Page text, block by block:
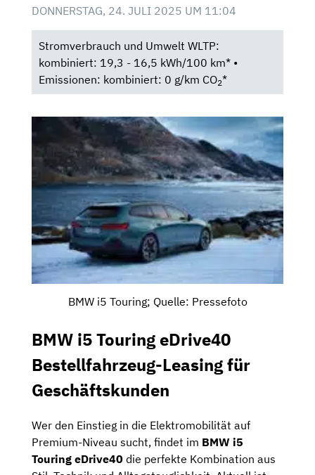
DONNERSTAG, 24. JULI 2025 UM 11:04
Stromverbrauch und Umwelt WLTP:
kombiniert: 19,3 - 16,5 kWh/100 km* •
Emissionen: kombiniert: 0 g/km CO2*
BMW i5 Touring; Quelle: Pressefoto
BMW i5 Touring eDrive40
Bestellfahrzeug-Leasing für
Geschäftskunden
Wer den Einstieg in die Elektromobilität auf
Premium-Niveau sucht, findet im BMW i5
Touring eDrive40 die perfekte Kombination aus